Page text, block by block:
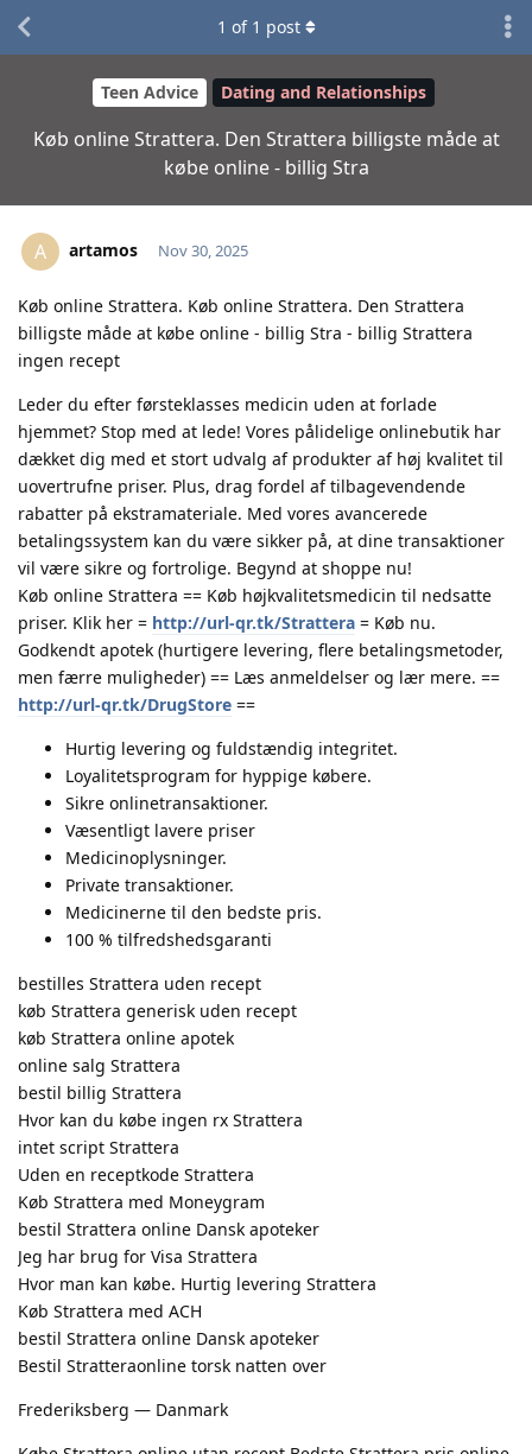
Teen Advice Dating and Relationships
Køb online Strattera. Den Strattera billigste måde at
købe online - billig Stra
1 of 1 post
A artamos Nov 30, 2025
Køb online Strattera. Køb online Strattera. Den Strattera
billigste måde at købe online - billig Stra - billig Strattera
ingen recept
Leder du efter førsteklasses medicin uden at forlade
hjemmet? Stop med at lede! Vores pålidelige onlinebutik har
dækket dig med et stort udvalg af produkter af høj kvalitet til
uovertrufne priser. Plus, drag fordel af tilbagevendende
rabatter på ekstramateriale. Med vores avancerede
betalingssystem kan du være sikker på, at dine transaktioner
vil være sikre og fortrolige. Begynd at shoppe nu!
Køb online Strattera == Køb højkvalitetsmedicin til nedsatte
priser. Klik her = http://url-qr.tk/Strattera = Køb nu.
Godkendt apotek (hurtigere levering, flere betalingsmetoder,
men færre muligheder) == Læs anmeldelser og lær mere. ==
http://url-qr.tk/DrugStore ==
Hurtig levering og fuldstændig integritet.
Loyalitetsprogram for hyppige købere.
Sikre onlinetransaktioner.
Væsentligt lavere priser
Medicinoplysninger.
Private transaktioner.
Medicinerne til den bedste pris.
100 % tilfredshedsgaranti
bestilles Strattera uden recept
køb Strattera generisk uden recept
køb Strattera online apotek
online salg Strattera
bestil billig Strattera
Hvor kan du købe ingen rx Strattera
intet script Strattera
Uden en receptkode Strattera
Køb Strattera med Moneygram
bestil Strattera online Dansk apoteker
Jeg har brug for Visa Strattera
Hvor man kan købe. Hurtig levering Strattera
Køb Strattera med ACH
bestil Strattera online Dansk apoteker
Bestil Stratteraonline torsk natten over
Frederiksberg — Danmark